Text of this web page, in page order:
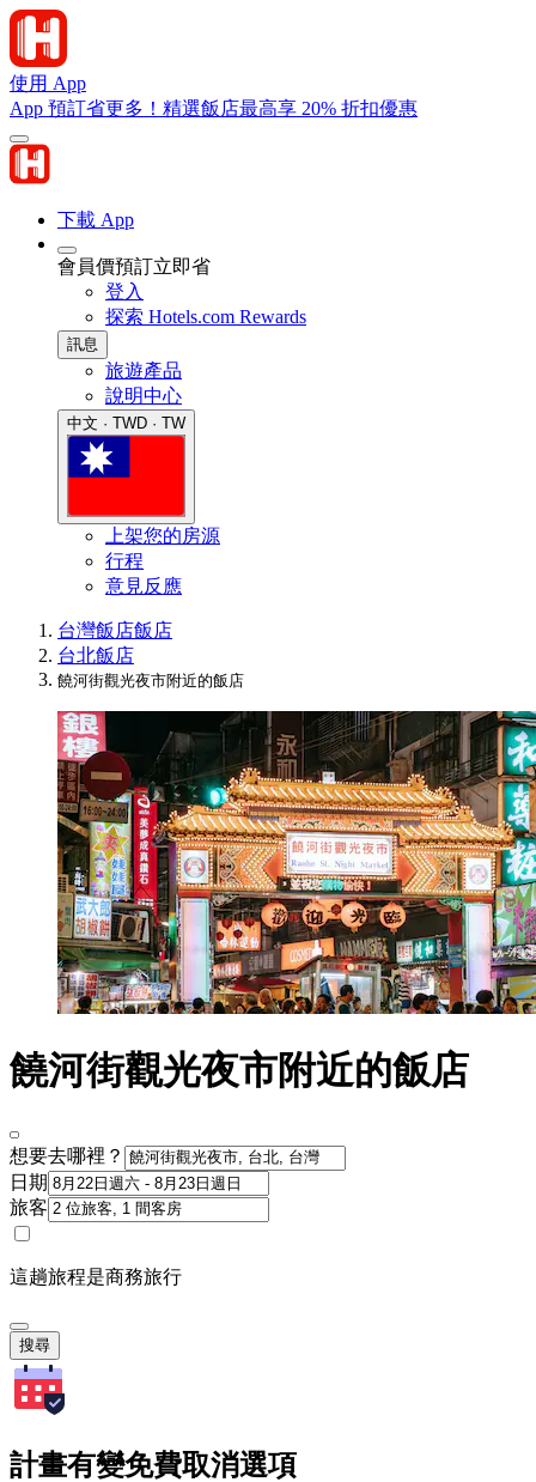
使用 App
App 預訂省更多！精選飯店最高享 20% 折扣優惠
下載 App
會員價預訂立即省
登入
探索 Hotels.com Rewards
訊息
旅遊產品
說明中心
中文 · TWD · TW
上架您的房源
行程
意見反應
台灣飯店飯店
台北飯店
饒河街觀光夜市附近的飯店
饒河街觀光夜市附近的飯店
想要去哪裡？
日期
旅客
這趟旅程是商務旅行
搜尋
計畫有變免費取消選項